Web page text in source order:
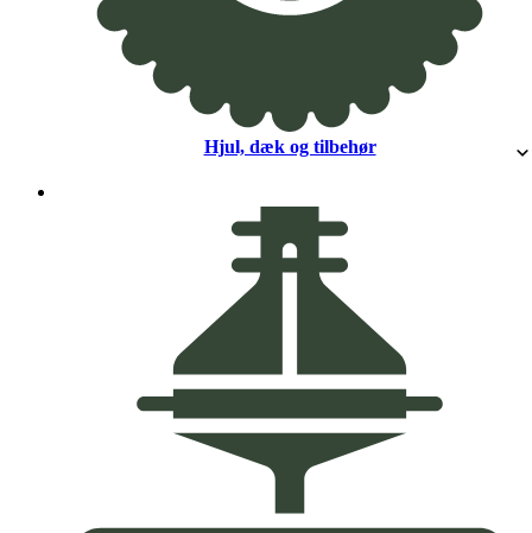
Hjul, dæk og tilbehør